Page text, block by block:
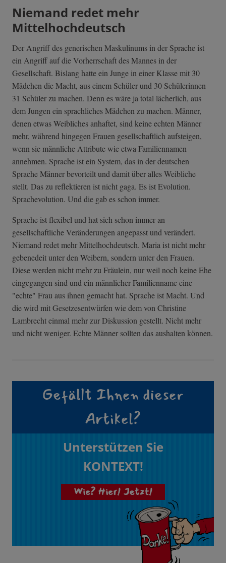
Niemand redet mehr
Mittelhochdeutsch
Der Angriff des generischen Maskulinums in der Sprache ist
ein Angriff auf die Vorherrschaft des Mannes in der
Gesellschaft. Bislang hatte ein Junge in einer Klasse mit 30
Mädchen die Macht, aus einem Schüler und 30 Schülerinnen
31 Schüler zu machen. Denn es wäre ja total lächerlich, aus
dem Jungen ein sprachliches Mädchen zu machen. Männer,
denen etwas Weibliches anhaftet, sind keine echten Männer
mehr, während hingegen Frauen gesellschaftlich aufsteigen,
wenn sie männliche Attribute wie etwa Familiennamen
annehmen. Sprache ist ein System, das in der deutschen
Sprache Männer bevorteilt und damit über alles Weibliche
stellt. Das zu reflektieren ist nicht gaga. Es ist Evolution.
Sprachevolution. Und die gab es schon immer.
Sprache ist flexibel und hat sich schon immer an
gesellschaftliche Veränderungen angepasst und verändert.
Niemand redet mehr Mittelhochdeutsch. Maria ist nicht mehr
gebenedeit unter den Weibern, sondern unter den Frauen.
Diese werden nicht mehr zu Fräulein, nur weil noch keine Ehe
eingegangen sind und ein männlicher Familienname eine
"echte" Frau aus ihnen gemacht hat. Sprache ist Macht. Und
die wird mit Gesetzesentwürfen wie dem von Christine
Lambrecht einmal mehr zur Diskussion gestellt. Nicht mehr
und nicht weniger. Echte Männer sollten das aushalten können.
Gefällt Ihnen dieser
Artikel?
Unterstützen Sie
KONTEXT!
Wie? Hier! Jetzt!